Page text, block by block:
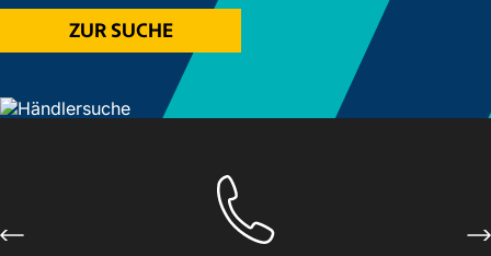
ZUR SUCHE
Previous